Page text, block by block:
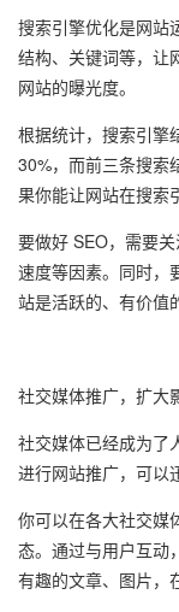
搜索引擎优化是网站
结构、关键词等，让
网站的曝光度。
根据统计，搜索引擎
30%，而前三条搜索
果你能让网站在搜索
要做好 SEO，需要
速度等因素。同时，
站是活跃的、有价值
社交媒体推广，扩大
社交媒体已经成为了
进行网站推广，可以
你可以在各大社交媒
态。通过与用户互动
有趣的文章、图片，